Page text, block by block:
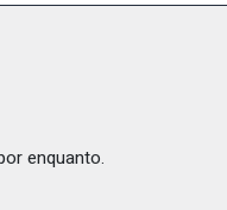
enquanto.